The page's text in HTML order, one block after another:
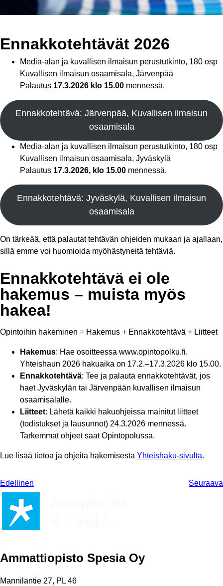
Ennakkotehtävät 2026
Media-alan ja kuvallisen ilmaisun perustutkinto, 180 osp
Kuvallisen ilmaisun osaamisala, Järvenpää
Palautus 17.3.2026 klo 15.00 mennessä.
Ennakkotehtävä: Järvenpää, Kuvallisen ilmaisun
osaamisala
Media-alan ja kuvallisen ilmaisun perustutkinto, 180 osp
Kuvallisen ilmaisun osaamisala, Jyväskylä
Palautus 17.3.2026, klo 15.00 mennessä.
Ennakkotehtävä: Jyväskylä, Kuvallisen ilmaisun
osaamisala
On tärkeää, että palautat tehtävän ohjeiden mukaan ja ajallaan,
sillä emme voi huomioida myöhästyneitä tehtäviä.
Ennakkotehtävä ei ole
hakemus – muista myös
hakea!
Opintoihin hakeminen = Hakemus + Ennakkotehtävä + Liitteet
Hakemus: Hae osoitteessa www.opintopolku.fi.
Yhteishaun 2026 hakuaika on 17.2.–17.3.2026 klo 15.00.
Ennakkotehtävä: Tee ja palauta ennakkotehtävät, jos
haet Jyväskylän tai Järvenpään kuvallisen ilmaisun
osaamisalalle.
Liitteet: Lähetä kaikki hakuohjeissa mainitut liitteet
(todistukset ja lausunnot) 24.3.2026 mennessä.
Tarkemmat ohjeet saat Opintopolussa.
Lue lisää tietoa ja ohjeita hakemisesta Yhteishaku-sivulta.
Edellinen Seuraava
Ammattiopisto Spesia Oy
Mannilantie 27, PL 46